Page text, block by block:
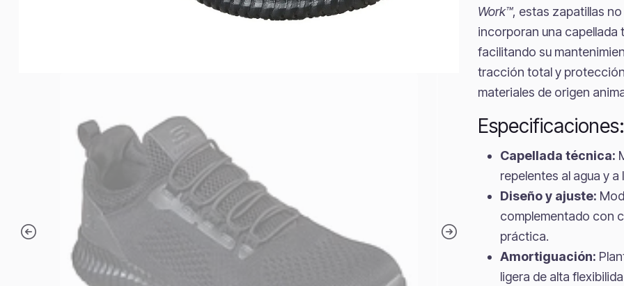
Work™, estas zapatillas
incorporan una capellada
facilitando su
tracción total y
materiales de origen
Especificaciones:
Capellada técnica:
repelentes al agua y a
Diseño y ajuste:
complementado con
práctica.
Amortiguación:
ligera de alta